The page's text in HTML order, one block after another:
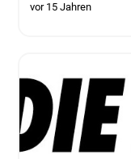
vor 15 Jahren